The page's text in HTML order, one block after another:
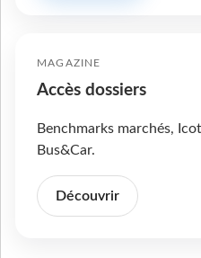
MAGAZINE
Accès dossiers
Benchmarks marchés,
Bus&Car.
Découvrir